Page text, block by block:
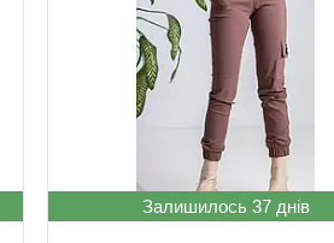
Залишилось 37 днів